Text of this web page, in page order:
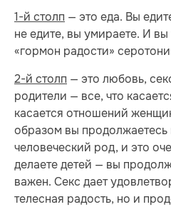
1-й столп — это еда. Вы
не едите, вы умираете. И
«гормон радости»
2-й столп — это любовь,
родители — все, что
касается отношений
образом вы
человеческий род, и это
делаете детей — вы
важен. Секс дает
телесная радость, но и